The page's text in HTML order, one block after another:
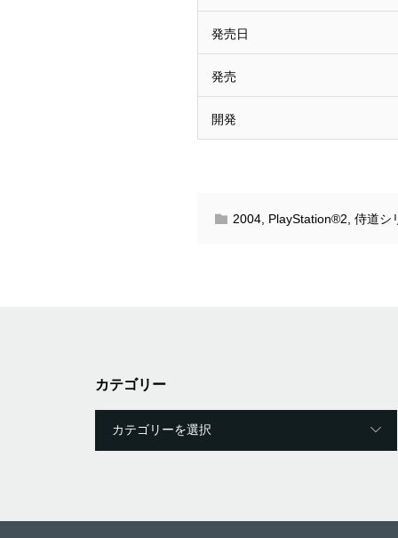
発売日
発売
開発
2004 PlayStation®2 侍道シ
カテゴリー